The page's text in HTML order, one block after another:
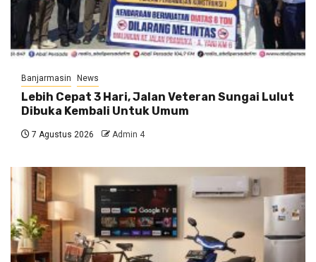
Banjarmasin News
Lebih Cepat 3 Hari, Jalan Veteran Sungai Lulut
Dibuka Kembali Untuk Umum
7 Agustus 2026 Admin 4